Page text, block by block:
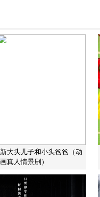
新大头儿子和小头爸爸（动
画真人情景剧）